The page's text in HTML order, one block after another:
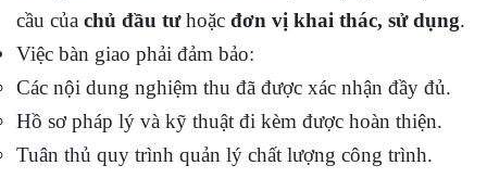
cầu của chủ đầu tưhoặc đơn vị khai thác, sử dụng.
Việc bàn giao phải đảm bảo:
Các nội dung nghiệm thu đã được xác nhận đầy đủ.
Hồ sơ pháp lý và kỹ thuật đi kèm được hoàn thiện.
Tuân thủ quy trình quản lý chất lượng công trình.